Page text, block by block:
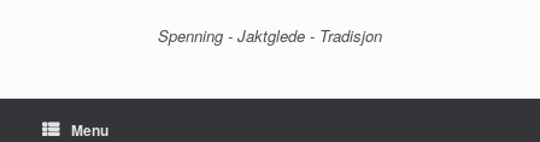
Spenning - Jaktglede - Tradisjon
Menu